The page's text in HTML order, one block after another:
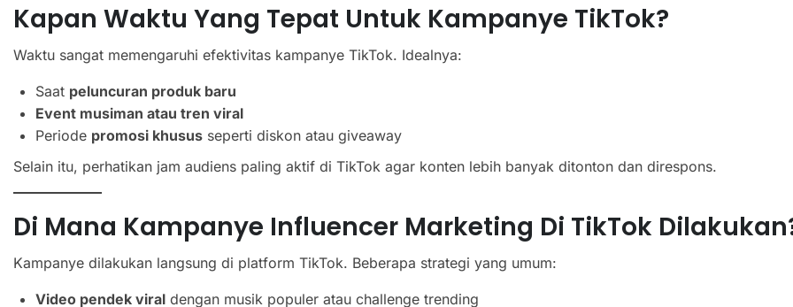
Kapan Waktu Yang Tepat Untuk Kampanye TikTok?
Waktu sangat memengaruhi efektivitas kampanye TikTok. Idealnya:
Saat peluncuran produk baru
Event musiman atau tren viral
Periode promosi khusus seperti diskon atau giveaway
Selain itu, perhatikan jam audiens paling aktif di TikTok agar konten lebih banyak ditonton dan direspons.
Di Mana Kampanye Influencer Marketing Di TikTok
Kampanye dilakukan langsung di platform TikTok. Beberapa strategi yang umum:
Video pendek viral dengan musik populer atau challenge trending